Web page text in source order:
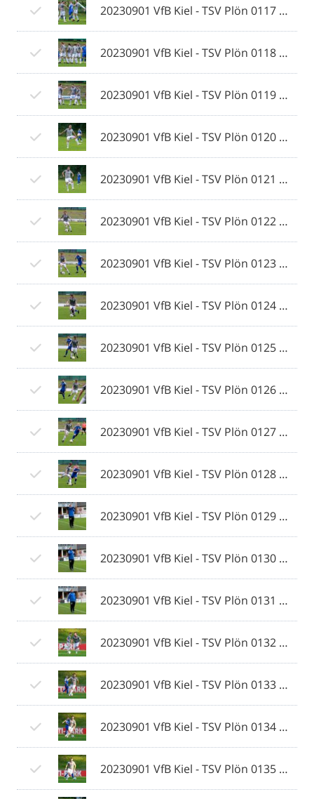
20230901 VfB Kiel - TSV Plön 0117 © 2023 Ismail Yesilyurt.jpg
20230901 VfB Kiel - TSV Plön 0118 © 2023 Ismail Yesilyurt.jpg
20230901 VfB Kiel - TSV Plön 0119 © 2023 Ismail Yesilyurt.jpg
20230901 VfB Kiel - TSV Plön 0120 © 2023 Ismail Yesilyurt.jpg
20230901 VfB Kiel - TSV Plön 0121 © 2023 Ismail Yesilyurt.jpg
20230901 VfB Kiel - TSV Plön 0122 © 2023 Ismail Yesilyurt.jpg
20230901 VfB Kiel - TSV Plön 0123 © 2023 Ismail Yesilyurt.jpg
20230901 VfB Kiel - TSV Plön 0124 © 2023 Ismail Yesilyurt.jpg
20230901 VfB Kiel - TSV Plön 0125 © 2023 Ismail Yesilyurt.jpg
20230901 VfB Kiel - TSV Plön 0126 © 2023 Ismail Yesilyurt.jpg
20230901 VfB Kiel - TSV Plön 0127 © 2023 Ismail Yesilyurt.jpg
20230901 VfB Kiel - TSV Plön 0128 © 2023 Ismail Yesilyurt.jpg
20230901 VfB Kiel - TSV Plön 0129 © 2023 Ismail Yesilyurt.jpg
20230901 VfB Kiel - TSV Plön 0130 © 2023 Ismail Yesilyurt.jpg
20230901 VfB Kiel - TSV Plön 0131 © 2023 Ismail Yesilyurt.jpg
20230901 VfB Kiel - TSV Plön 0132 © 2023 Ismail Yesilyurt.jpg
20230901 VfB Kiel - TSV Plön 0133 © 2023 Ismail Yesilyurt.jpg
20230901 VfB Kiel - TSV Plön 0134 © 2023 Ismail Yesilyurt.jpg
20230901 VfB Kiel - TSV Plön 0135 © 2023 Ismail Yesilyurt.jpg